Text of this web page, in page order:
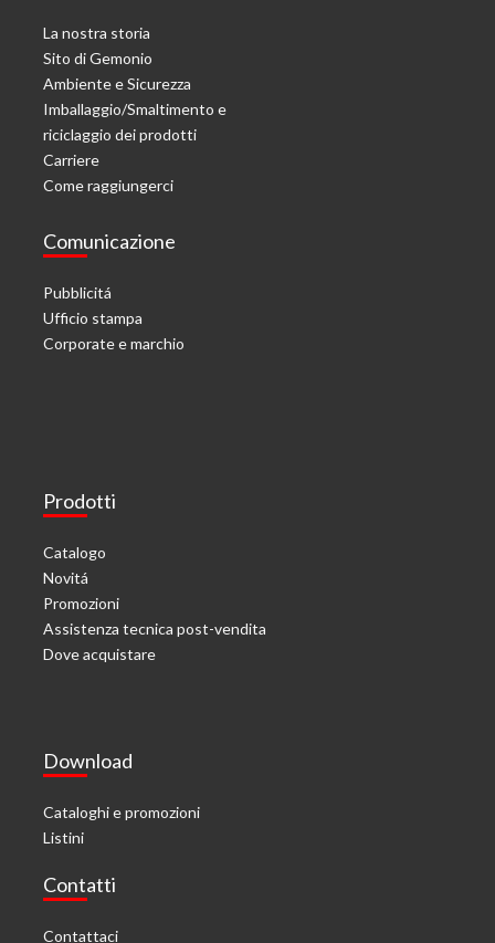
La nostra storia
Sito di Gemonio
Ambiente e Sicurezza
Imballaggio/Smaltimento e
riciclaggio dei prodotti
Carriere
Come raggiungerci
Comunicazione
Pubblicitá
Ufficio stampa
Corporate e marchio
Prodotti
Catalogo
Novitá
Promozioni
Assistenza tecnica post-vendita
Dove acquistare
Download
Cataloghi e promozioni
Listini
Contatti
Contattaci